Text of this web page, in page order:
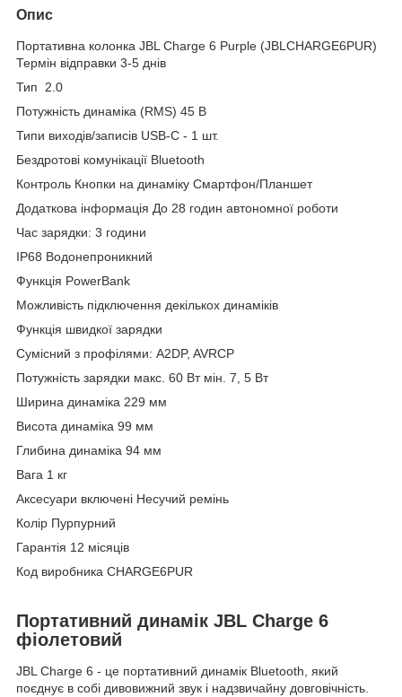
Опис
Портативна колонка JBL Charge 6 Purple (JBLCHARGE6PUR)
Термін відправки 3-5 днів
Тип 2.0
Потужність динаміка (RMS) 45 В
Типи виходів/записів USB-C - 1 шт.
Бездротові комунікації Bluetooth
Контроль Кнопки на динаміку Смартфон/Планшет
Додаткова інформація До 28 годин автономної роботи
Час зарядки: 3 години
IP68 Водонепроникний
Функція PowerBank
Можливість підключення декількох динаміків
Функція швидкої зарядки
Сумісний з профілями: A2DP, AVRCP
Потужність зарядки макс. 60 Вт мін. 7, 5 Вт
Ширина динаміка 229 мм
Висота динаміка 99 мм
Глибина динаміка 94 мм
Вага 1 кг
Аксесуари включені Несучий ремінь
Колір Пурпурний
Гарантія 12 місяців
Код виробника CHARGE6PUR
Портативний динамік JBL Charge 6
фіолетовий
JBL Charge 6 - це портативний динамік Bluetooth, який
поєднує в собі дивовижний звук і надзвичайну довговічність.